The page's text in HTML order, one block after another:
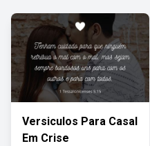
Versiculos Para Casal
Em Crise